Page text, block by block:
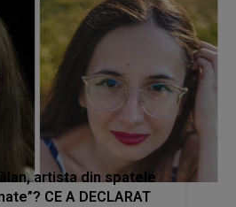
artista din spatele
CE A DECLARAT